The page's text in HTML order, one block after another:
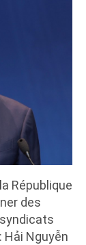
République
des
Hải Nguyễn